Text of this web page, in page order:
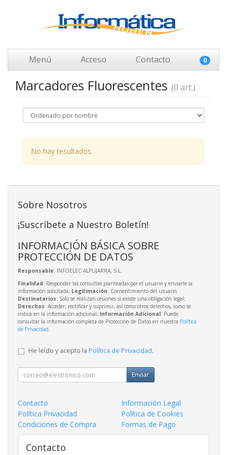
Menú Acceso Contacto 0
Marcadores Fluorescentes (0 art.)
No hay resultados.
Sobre Nosotros
¡Suscríbete a Nuestro Boletín!
INFORMACIÓN BÁSICA SOBRE
PROTECCIÓN DE DATOS
Responsable: INFOELEC ALPUJARRA, S.L.
Finalidad: Responder las consultas planteadas por el usuario y enviarle la
información solicitada; Legitimación: Consentimiento del usuario;
Destinatarios: Solo se realizan cesiones si existe una obligación legal;
Derechos: Acceder, rectificar y suprimir, así como otros derechos, como se
indica en la información adicional; Información Adicional: Puede
consultar la información completa de Protección de Datos en nuestra Política
de Privacidad.
He leído y acepto la Política de Privacidad.
Enviar
Contacto
Información Legal
Política Privacidad
Política de Cookies
Condiciones de Compra
Formas de Pago
Contacto